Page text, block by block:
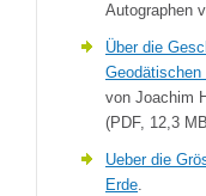
Autographen
Über die
von Joachim
(PDF, 12,3
Ueber die
Erde.